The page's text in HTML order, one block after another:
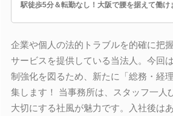
駅徒歩5分＆転勤なし！大阪で腰を据えて働け
企業や個人の法的トラブルを的確に把
サービスを提供している当法人。今回
制強化を図るため、新たに「総務・経
集します！ 当事務所は、スタッフ一人
大切にする社風が魅力です。入社後は